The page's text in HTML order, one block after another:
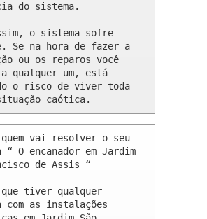
do sistema.
o sistema sofre
Se na hora de fazer a
ou os reparos você
qualquer um, está
o risco de viver toda
caótica.
quem vai resolver o seu
“ O encanador em Jardim
de Assis “
que tiver qualquer
com as instalações